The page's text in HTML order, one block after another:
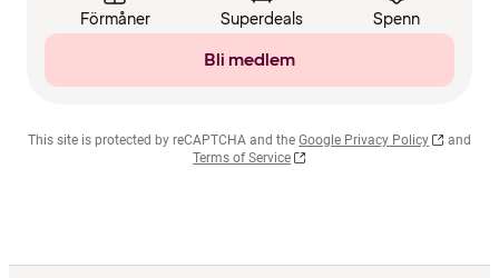
Förmåner Superdeals Spenn
Bli medlem
This site is protected by reCAPTCHA and the Google Privacy Policy
and
Terms of Service